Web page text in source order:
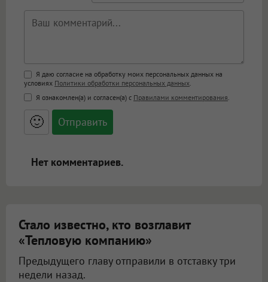
Поддержка HTML
<b>, <strong>, <u>, <i>, <em>, <s>, <big>,
<small>, <sup>, <sub>, <pre>, <ul>, <ol>, <li>,
<blockquote>, <code> экранирует HTML,
адреса URL автоматически становятся
ссылками, и [img]адрес[/img] будет
Я даю согласие на обработку моих персональных данных на
условиях Политики обработки персональных данных
Я ознакомлен(а) и согласен(а) с Правилами комментирования
🙂
Нет комментариев.
Стало известно, кто возглавит
«Тепловую компанию»
Предыдущего главу отправили в отставку три
недели назад.